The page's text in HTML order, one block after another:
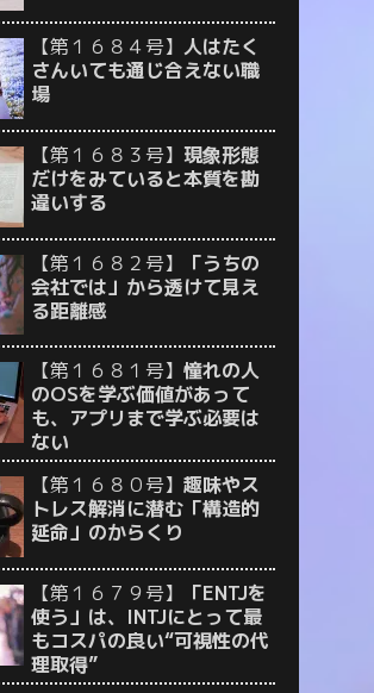
【第１６８４号】 人はたく
さんいても通じ合えない職
場
【第１６８３号】 現象形態
だけをみていると本質を勘
違いする
【第１６８２号】
「うちの
会社では」から透けて見え
る距離感
【第１６８１号】 憧れの人
のOSを学ぶ価値があって
も、アプリまで学ぶ必要は
ない
【第１６８０号】 趣味やス
トレス解消に潜む「構造的
延命」のからくり
【第１６７９号】
「ENTJを
使う」は、INTJにとって最
もコスパの良い“可視性の代
理取得”